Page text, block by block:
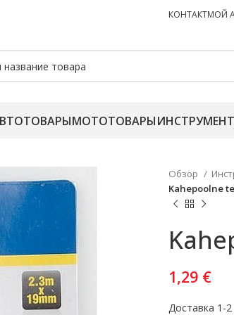
КОНТАКТМОЙ
МОТОТОВАРЫ
Обзор
Kahepoolne
1,29 €
Доставка 1-2